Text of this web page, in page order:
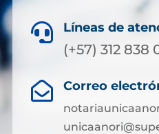
 Líneas de
(+57) 312 838
 Correo